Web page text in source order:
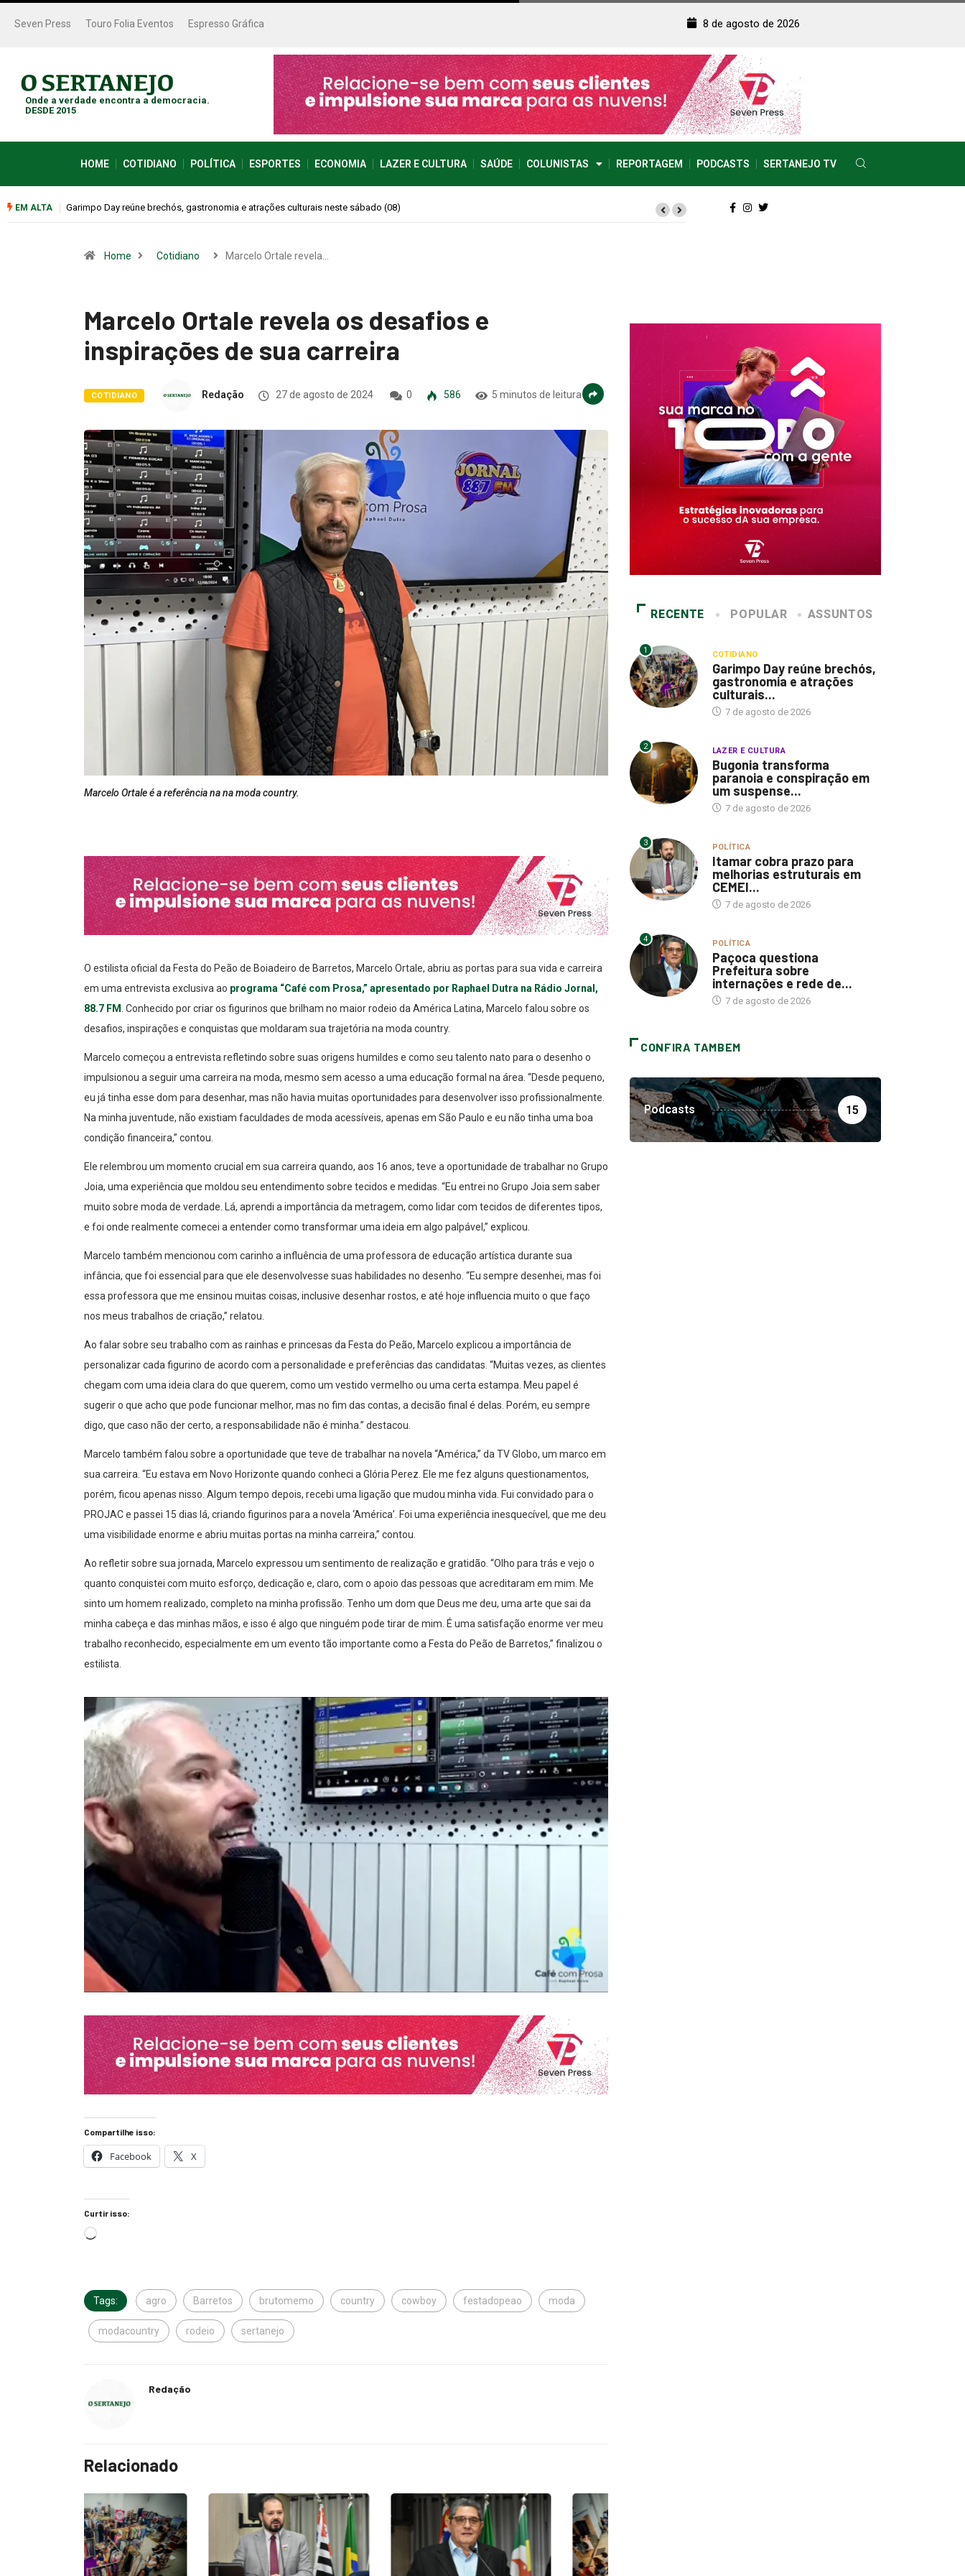
Seven Press Touro Folia Eventos Espresso Gráfica 8 de agosto de 2026
Onde a verdade encontra a democracia.
DESDE 2015
HOME COTIDIANO POLÍTICA ESPORTES ECONOMIA LAZER E CULTURA SAÚDE COLUNISTAS REPORTAGEM PODCASTS SERTANEJO TV
EM ALTA Bugonia transforma paranoia e conspiração em um suspense imprevisível
Home Cotidiano Marcelo Ortale revela…
Marcelo Ortale revela os desafios e
inspirações de sua carreira
COTIDIANO Redação 27 de agosto de 2024 0 586 5 minutos de leitura
Marcelo Ortale é a referência na na moda country.
O estilista oficial da Festa do Peão de Boiadeiro de Barretos, Marcelo Ortale, abriu as portas para sua vida e carreira
em uma entrevista exclusiva ao programa “Café com Prosa,” apresentado por Raphael Dutra na Rádio Jornal,
88.7 FM . Conhecido por criar os figurinos que brilham no maior rodeio da América Latina, Marcelo falou sobre os
desafios, inspirações e conquistas que moldaram sua trajetória na moda country.
Marcelo começou a entrevista refletindo sobre suas origens humildes e como seu talento nato para o desenho o
impulsionou a seguir uma carreira na moda, mesmo sem acesso a uma educação formal na área. “Desde pequeno,
eu já tinha esse dom para desenhar, mas não havia muitas oportunidades para desenvolver isso profissionalmente.
Na minha juventude, não existiam faculdades de moda acessíveis, apenas em São Paulo e eu não tinha uma boa
condição financeira,” contou.
Ele relembrou um momento crucial em sua carreira quando, aos 16 anos, teve a oportunidade de trabalhar no Grupo
Joia, uma experiência que moldou seu entendimento sobre tecidos e medidas. “Eu entrei no Grupo Joia sem saber
muito sobre moda de verdade. Lá, aprendi a importância da metragem, como lidar com tecidos de diferentes tipos,
e foi onde realmente comecei a entender como transformar uma ideia em algo palpável,” explicou.
Marcelo também mencionou com carinho a influência de uma professora de educação artística durante sua
infância, que foi essencial para que ele desenvolvesse suas habilidades no desenho. “Eu sempre desenhei, mas foi
essa professora que me ensinou muitas coisas, inclusive desenhar rostos, e até hoje influencia muito o que faço
nos meus trabalhos de criação,” relatou.
Ao falar sobre seu trabalho com as rainhas e princesas da Festa do Peão, Marcelo explicou a importância de
personalizar cada figurino de acordo com a personalidade e preferências das candidatas. “Muitas vezes, as clientes
chegam com uma ideia clara do que querem, como um vestido vermelho ou uma certa estampa. Meu papel é
sugerir o que acho que pode funcionar melhor, mas no fim das contas, a decisão final é delas. Porém, eu sempre
digo, que caso não der certo, a responsabilidade não é minha.” destacou.
Marcelo também falou sobre a oportunidade que teve de trabalhar na novela “América,” da TV Globo, um marco em
sua carreira. “Eu estava em Novo Horizonte quando conheci a Glória Perez. Ele me fez alguns questionamentos,
porém, ficou apenas nisso. Algum tempo depois, recebi uma ligação que mudou minha vida. Fui convidado para o
PROJAC e passei 15 dias lá, criando figurinos para a novela ‘América’. Foi uma experiência inesquecível, que me deu
uma visibilidade enorme e abriu muitas portas na minha carreira,” contou.
Ao refletir sobre sua jornada, Marcelo expressou um sentimento de realização e gratidão. “Olho para trás e vejo o
quanto conquistei com muito esforço, dedicação e, claro, com o apoio das pessoas que acreditaram em mim. Me
sinto um homem realizado, completo na minha profissão. Tenho um dom que Deus me deu, uma arte que sai da
minha cabeça e das minhas mãos, e isso é algo que ninguém pode tirar de mim. É uma satisfação enorme ver meu
trabalho reconhecido, especialmente em um evento tão importante como a Festa do Peão de Barretos,” finalizou o
estilista.
Compartilhe isso:
Facebook X
Curtir isso:
Tags: agro Barretos brutomemo country cowboy festadopeao moda
modacountry rodeio sertanejo
Redação
Relacionado
RECENTE POPULAR ASSUNTOS
1 COTIDIANO
Garimpo Day reúne brechós,
gastronomia e atrações
culturais...
7 de agosto de 2026
2 LAZER E CULTURA
Bugonia transforma
paranoia e conspiração em
um suspense...
7 de agosto de 2026
3 POLÍTICA
Itamar cobra prazo para
melhorias estruturais em
CEMEI...
7 de agosto de 2026
4 POLÍTICA
Paçoca questiona
Prefeitura sobre
internações e rede de...
7 de agosto de 2026
CONFIRA TAMBEM
Podcasts 15